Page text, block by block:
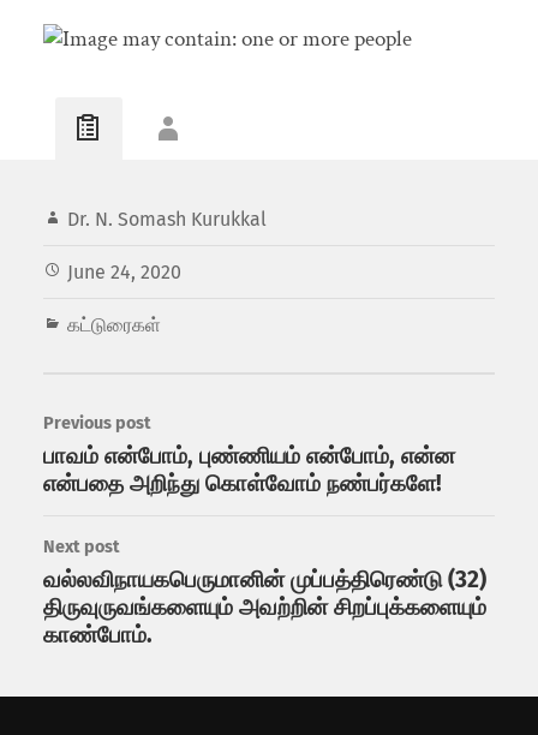
Dr. N. Somash Kurukkal
June 24, 2020
கட்டுரைகள்
Previous post
பாவம் என்போம், புண்ணியம் என்போம், என்ன
என்பதை அறிந்து கொள்வோம் நண்பர்களே!
Next post
வல்லவிநாயகபெருமானின் முப்பத்திரெண்டு (32)
திருவுருவங்களையும் அவற்றின் சிறப்புக்களையும்
காண்போம்.